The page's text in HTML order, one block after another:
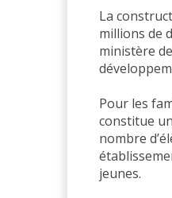
La
millions de
ministère
Pour les
constitue
nombre
jeunes.